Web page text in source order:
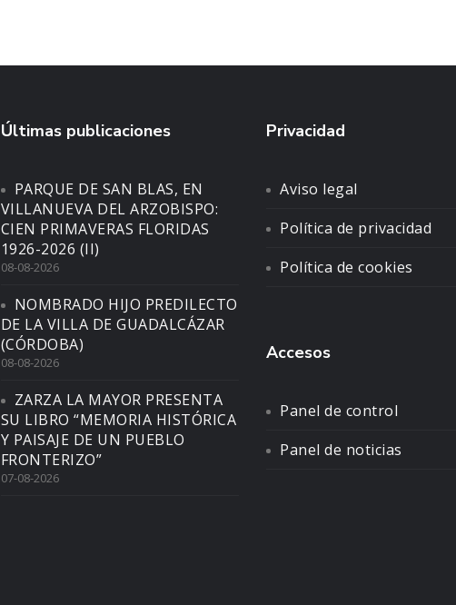
Últimas publicaciones
PARQUE DE SAN BLAS, EN
VILLANUEVA DEL ARZOBISPO:
CIEN PRIMAVERAS FLORIDAS
1926-2026 (II)
08-08-2026
NOMBRADO HIJO PREDILECTO
DE LA VILLA DE GUADALCÁZAR
(CÓRDOBA)
08-08-2026
ZARZA LA MAYOR PRESENTA
SU LIBRO “MEMORIA HISTÓRICA
Y PAISAJE DE UN PUEBLO
FRONTERIZO”
07-08-2026
Privacidad
Aviso legal
Política de privacidad
Política de cookies
Accesos
Panel de control
Panel de noticias